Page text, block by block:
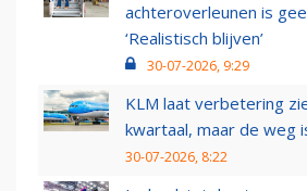
achteroverleunen is
‘Realistisch blijven’
30-07-2026, 9:29
KLM laat verbetering
kwartaal, maar de weg
30-07-2026, 8:22